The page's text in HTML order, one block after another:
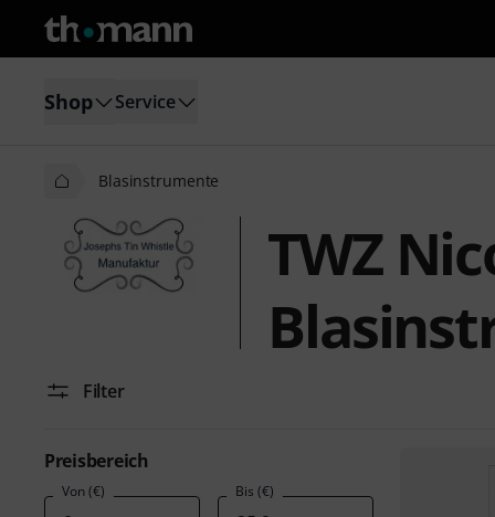
Shop Service
Blasinstrumente
TWZ
Filter
Preisbereich
Von (€) Bis (€)